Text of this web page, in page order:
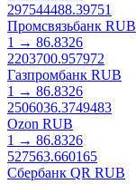
297544488.39751
Промсвязьбанк RUB
1 → 86.8326
2203700.957972
Газпромбанк RUB
1 → 86.8326
2506036.3749483
Ozon RUB
1 → 86.8326
527563.660165
Сбербанк QR RUB